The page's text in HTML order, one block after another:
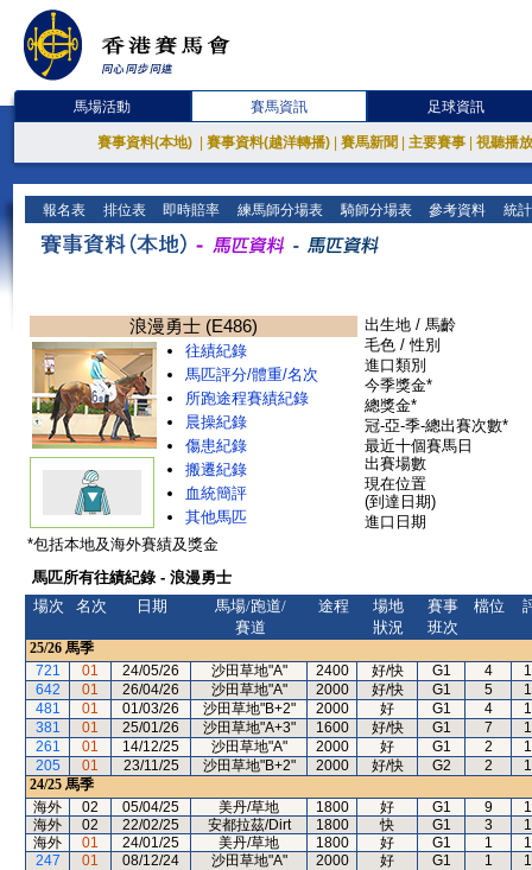
馬場活動 賽馬資訊 足球資訊
賽事資料(本地) 賽事資料(越洋轉播) 賽馬新聞 主要賽事 視聽播
報名表 排位表 即時賠率 練馬師分場表 騎師分場表 參考資料 統
浪漫勇士 (E486)
往績紀錄
馬匹評分/體重/名次
所跑途程賽績紀錄
晨操紀錄
傷患紀錄
搬遷紀錄
血統簡評
其他馬匹
出生地 / 馬齡
毛色 / 性別
進口類別
今季獎金*
總獎金*
冠-亞-季-總出賽次數*
最近十個賽馬日
出賽場數
現在位置
(到達日期)
進口日期
*包括本地及海外賽績及獎金
馬匹所有往績紀錄 - 浪漫勇士
場次
名次 日期
馬場/跑道/
賽道
途程
場地
狀況
賽事
班次
檔位
25/26 馬季
721
01 24/05/26 沙田草地"A" 2400 好/快 G1 4
642
01 26/04/26 沙田草地"A" 2000 好/快 G1 5
481
01 01/03/26 沙田草地"B+2" 2000 好 G1 4
381
01 25/01/26 沙田草地"A+3" 1600 好/快 G1 7
261
01 14/12/25 沙田草地"A" 2000 好 G1 2
205
01 23/11/25 沙田草地"B+2" 2000 好/快 G2 2
24/25 馬季
海外
02 05/04/25 美丹/草地 1800 好 G1 9
海外
02 22/02/25 安都拉茲/Dirt 1800 快 G1 3
海外
01 24/01/25 美丹/草地 1800 好 G1 1
247
01 08/12/24 沙田草地"A" 2000 好 G1 1